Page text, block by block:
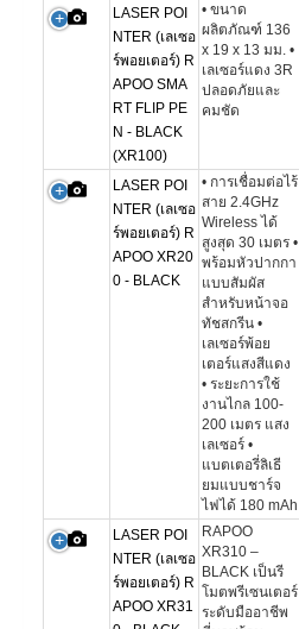
LASER POI
NTER (เลเซอ
ร์พอยเตอร์) R
APOO SMA
RT FLIP PE
N - BLACK
(XR100)
• ขนาด
ผลิตภัณฑ์ 136
x 19 x 13 มม. •
เลเซอร์แดง 3R
ปลอดภัยและ
คมชัด
LASER POI
NTER (เลเซอ
ร์พอยเตอร์) R
APOO XR20
0 - BLACK
• การเชื่อมต่อไร้
สาย 2.4GHz
Wireless ได้
สูงสุด 30 เมตร •
พร้อมหัวปากกา
แบบสัมผัส
สำหรับหน้าจอ
ทัชสกรีน •
เลเซอร์พ้อย
เตอร์แสงสีแดง
• ระยะการใช้
งานไกล 100-
200 เมตร แสง
เลเซอร์ •
แบตเตอรี่ลิเธี
ยมแบบชาร์จ
ไฟได้ 180 mAh
LASER POI
NTER (เลเซอ
ร์พอยเตอร์) R
APOO XR31
RAPOO
XR310 –
BLACK เป็นรี
โมตพรีเซนเตอร์
ระดับมืออาชีพ